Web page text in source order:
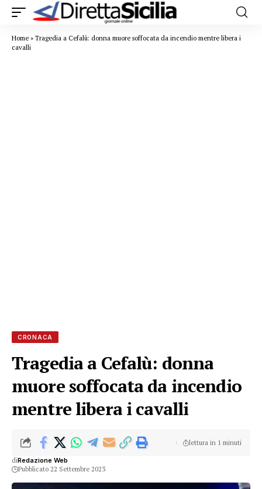
Home » Tragedia a Cefalù: donna muore soffocata da incendio mentre libera i
cavalli
CRONACA
Tragedia a Cefalù: donna
muore soffocata da incendio
mentre libera i cavalli
diRedazione Web
Pubblicato 22 Settembre 2023
lettura in 1 minuti